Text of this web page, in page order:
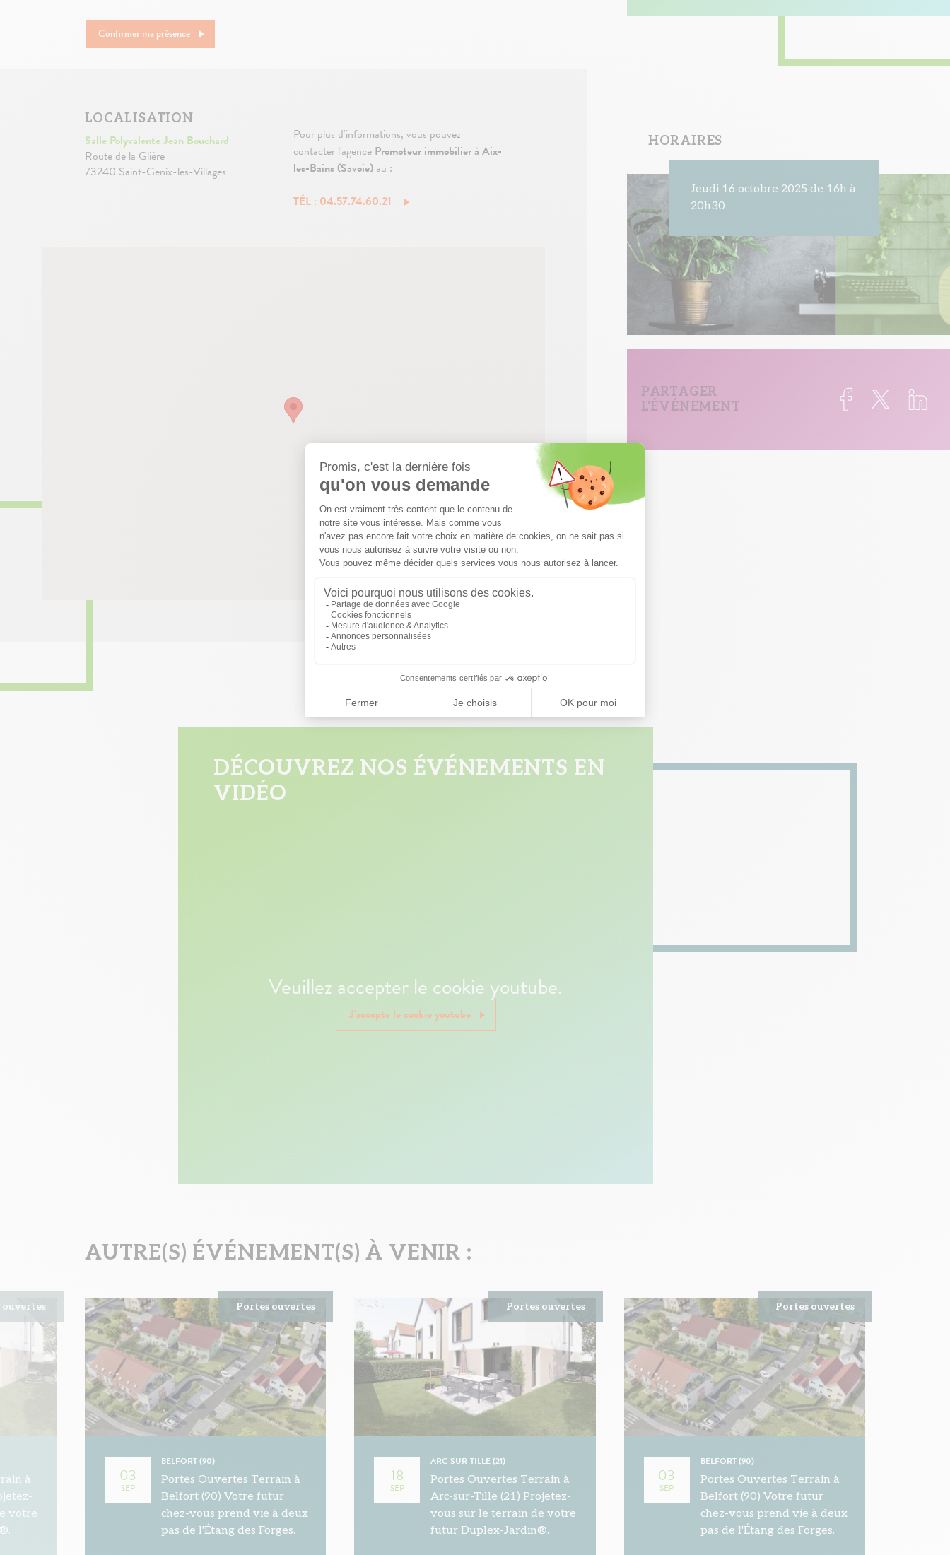
Confirmer ma présence
HORAIRES
Jeudi 16 octobre 2025 de 16h à
20h30
PARTAGER
L'ÉVÉNEMENT
LOCALISATION
Salle Polyvalente Jean Bouchard
Route de la Glière
73240 Saint-Genix-les-Villages
Pour plus d'informations, vous pouvez
contacter l'agence Promoteur immobilier à Aix-
les-Bains (Savoie) au :
TÉL : 04.57.74.60.21
DÉCOUVREZ NOS ÉVÉNEMENTS EN
VIDÉO
Veuillez accepter le cookie youtube.
J'accepte le cookie youtube
AUTRE(S) ÉVÉNEMENT(S) À VENIR :
Portes ouvertes
03
SEP
BELFORT (90)
Portes Ouvertes Terrain à
Belfort (90) Votre futur
chez-vous prend vie à deux
pas de l'Étang des Forges.
Portes ouvertes
18
SEP
ARC-SUR-TILLE (21)
Portes Ouvertes Terrain à
Arc-sur-Tille (21) Projetez-
vous sur le terrain de votre
futur Duplex-Jardin®.
Portes ouvertes
03
SEP
BELFORT (90)
Portes Ouvertes Terrain à
Belfort (90) Votre futur
chez-vous prend vie à deux
pas de l'Étang des Forges.
ouvertes
à
votre